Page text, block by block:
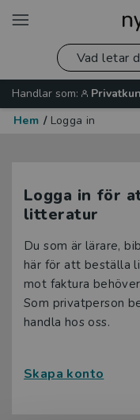
Handlar som:
Hem / Logga in
Logga in för
litteratur
Du som är lärare,
här för att beställa
mot faktura
Som privatperson
handla hos oss.
Skapa konto